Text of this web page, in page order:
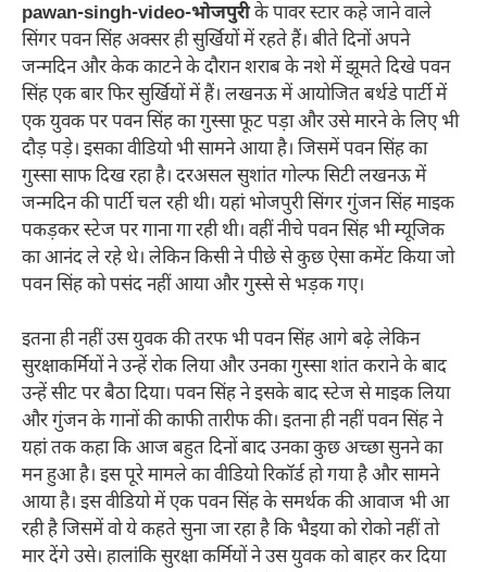
pawan-singh-video-भोजपुरीके पावर स्टार कहे जाने वाले
सिंगर पवन सिंह अक्सर ही सुर्खियों में रहते हैं। बीते दिनों अपने
जन्मदिन और केक काटने के दौरान शराब के नशे में झूमते दिखे पवन
सिंह एक बार फिर सुर्खियों में हैं। लखनऊ में आयोजित बर्थडे पार्टी में
एक युवक पर पवन सिंह का गुस्सा फूट पड़ा और उसे मारने के लिए भी
दौड़ पड़े। इसका वीडियो भी सामने आया है। जिसमें पवन सिंह का
गुस्सा साफ दिख रहा है। दरअसल सुशांत गोल्फ सिटी लखनऊ में
जन्मदिन की पार्टी चल रही थी। यहां भोजपुरी सिंगर गुंजन सिंह माइक
पकड़कर स्टेज पर गाना गा रही थी। वहीं नीचे पवन सिंह भी म्यूजिक
का आनंद ले रहे थे। लेकिन किसी ने पीछे से कुछ ऐसा कमेंट किया जो
पवन सिंह को पसंद नहीं आया और गुस्से से भड़क गए।
इतना ही नहीं उस युवक की तरफ भी पवन सिंह आगे बढ़े लेकिन
सुरक्षाकर्मियों ने उन्हें रोक लिया और उनका गुस्सा शांत कराने के बाद
उन्हें सीट पर बैठा दिया। पवन सिंह ने इसके बाद स्टेज से माइक लिया
और गुंजन के गानों की काफी तारीफ की। इतना ही नहीं पवन सिंह ने
यहां तक कहा कि आज बहुत दिनों बाद उनका कुछ अच्छा सुनने का
मन हुआ है। इस पूरे मामले का वीडियो रिकॉर्ड हो गया है और सामने
आया है। इस वीडियो में एक पवन सिंह के समर्थक की आवाज भी आ
रही है जिसमें वो ये कहते सुना जा रहा है कि भैइया को रोको नहीं तो
मार देंगे उसे। हालांकि सुरक्षा कर्मियों ने उस युवक को बाहर कर दिया